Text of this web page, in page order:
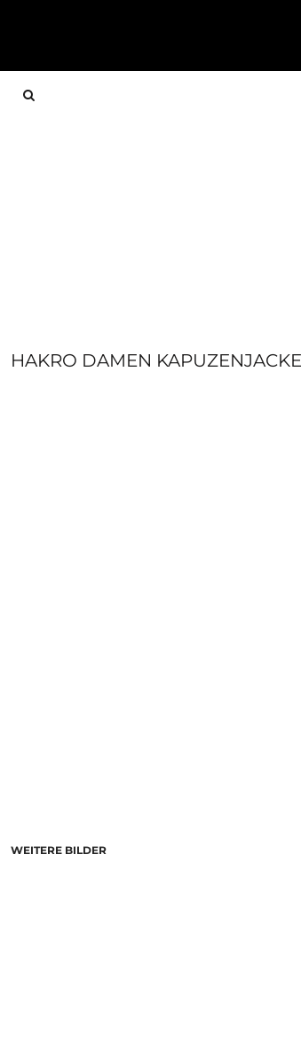
HAKRO DAMEN
WEITERE BILDER
FOOTWEAR